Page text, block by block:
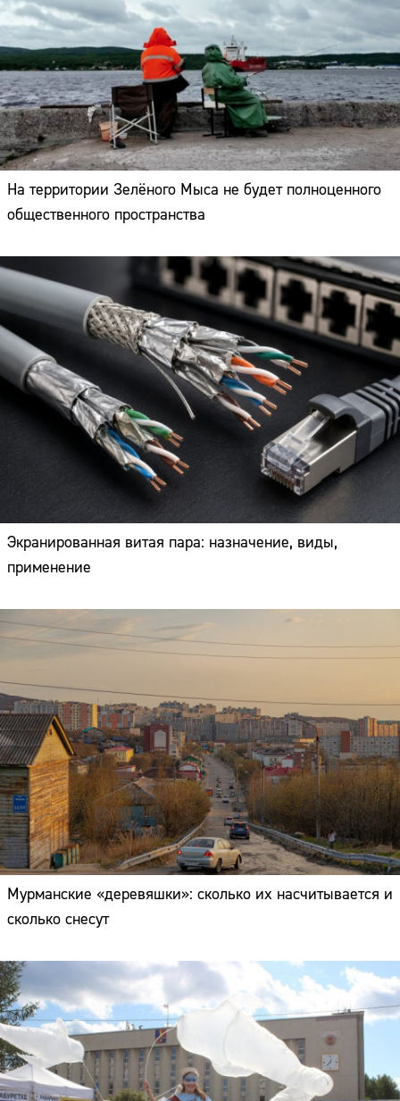
На территории Зелёного Мыса не будет полноценного
общественного пространства
Экранированная витая пара: назначение, виды,
применение
Мурманские «деревяшки»: сколько их насчитывается и
сколько снесут